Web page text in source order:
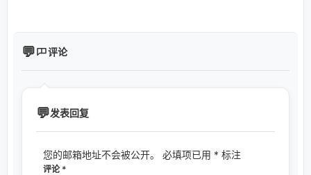
评论
发表回复
您的邮箱地址不会被公开。 必填项已用 * 标注
评论 *